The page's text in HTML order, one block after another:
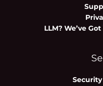
LLM? We’ve